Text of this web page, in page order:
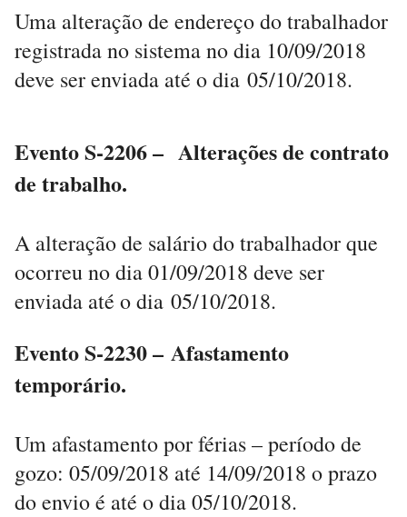
Uma alteração de endereço do trabalhador
registrada no sistema no dia 10/09/2018
deve ser enviada até o dia 05/10/2018.
Evento S-2206 – Alterações de contrato
de trabalho.
A alteração de salário do trabalhador que
ocorreu no dia 01/09/2018 deve ser
enviada até o dia 05/10/2018.
Evento S-2230 – Afastamento
temporário.
Um afastamento por férias – período de
gozo: 05/09/2018 até 14/09/2018 o prazo
do envio é até o dia 05/10/2018.